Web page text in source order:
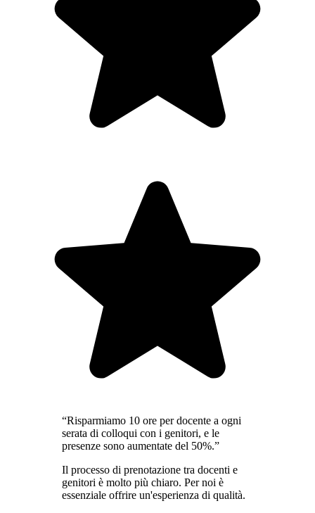
“Risparmiamo 10 ore per docente a ogni
serata di colloqui con i genitori, e le
presenze sono aumentate del 50%.”
Il processo di prenotazione tra docenti e
genitori è molto più chiaro. Per noi è
essenziale offrire un'esperienza di qualità.